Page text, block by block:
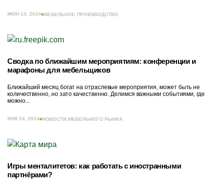
ИЮН 14, 2024 МЕБЕЛЬНОЕ ПРОИЗВОДСТВО
Сводка по ближайшим мероприятиям: конференции и
марафоны для мебельщиков
Ближайший месяц богат на отраслевые мероприятия, может быть не
количественно, но зато качественно. Делимся важными событиями, где
можно...
ЯНВ 24, 2024 НОВОСТИ МЕБЕЛЬНОГО РЫНКА
Игры менталитетов: как работать с иностранными
партнёрами?